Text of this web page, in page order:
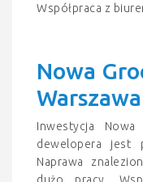
Współpraca z
Nowa
Warszawa
Inwestycja Nowa
dewelopera jest
Naprawa